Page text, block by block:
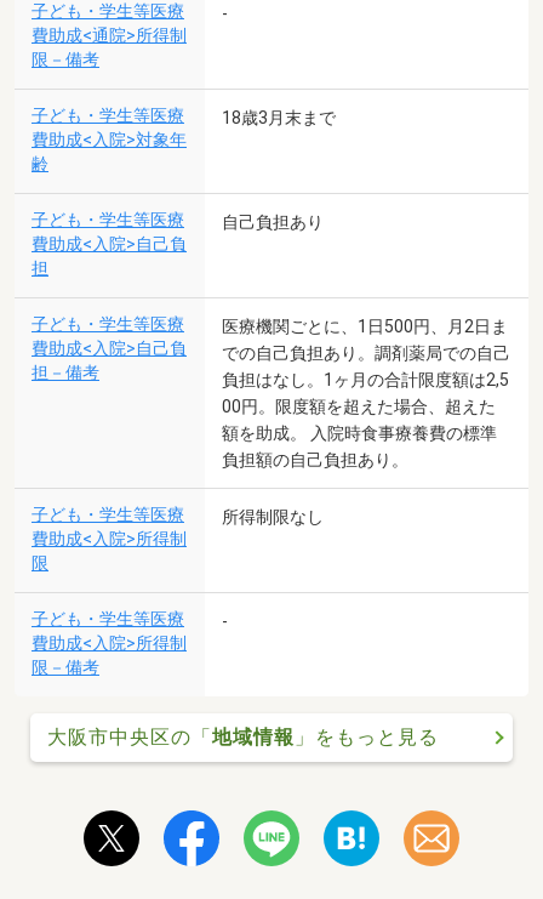
子ども・学生等医療
費助成<通院>所得制
限－備考
-
子ども・学生等医療
費助成<入院>対象年
齢
18歳3月末まで
子ども・学生等医療
費助成<入院>自己負
担
自己負担あり
子ども・学生等医療
費助成<入院>自己負
担－備考
医療機関ごとに、1日500円、月2日ま
での自己負担あり。調剤薬局での自己
負担はなし。1ヶ月の合計限度額は2,5
00円。限度額を超えた場合、超えた
額を助成。 入院時食事療養費の標準
負担額の自己負担あり。
子ども・学生等医療
費助成<入院>所得制
限
所得制限なし
子ども・学生等医療
費助成<入院>所得制
限－備考
-
大阪市中央区の「地域情報 」をもっと見る